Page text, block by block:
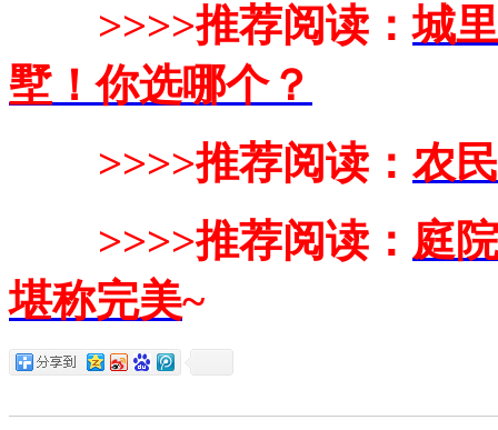
>>>>推荐阅读：城
墅！你选哪个？
>>>>推荐阅读： 农
>>>>推荐阅读： 庭
堪称完美~